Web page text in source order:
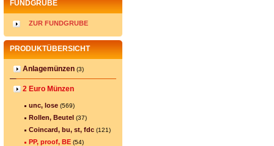
FUNDGRUBE
ZUR FUNDGRUBE
PRODUKTÜBERSICHT
Anlagemünzen (3)
2 Euro Münzen
unc, lose (569)
Rollen, Beutel (37)
Coincard, bu, st, fdc (121)
PP, proof, BE (54)